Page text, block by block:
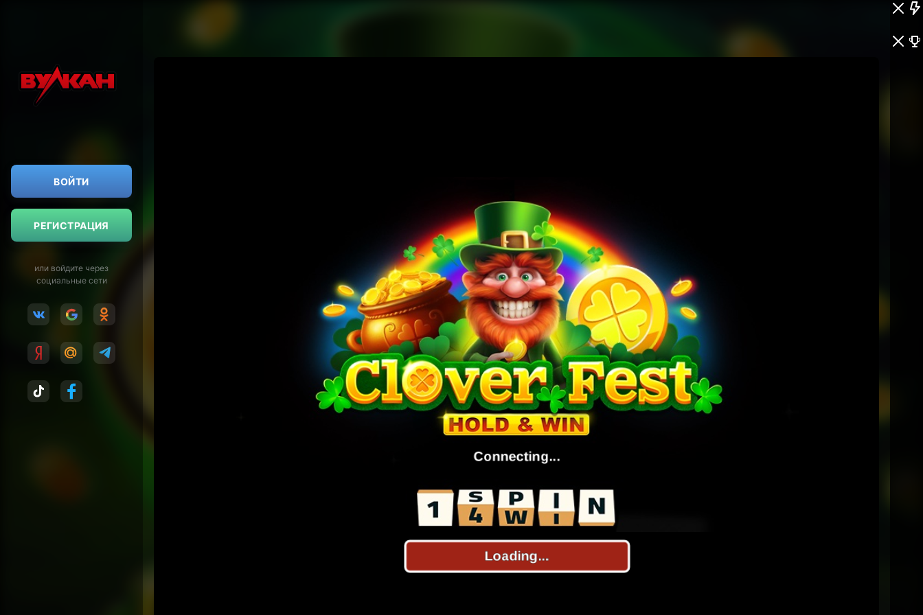
ВОЙТИ
РЕГИСТРАЦИЯ
или войдите через
социальные сети